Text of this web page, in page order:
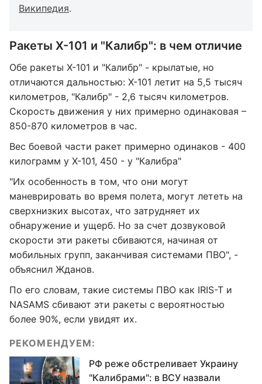
Википедия.
Ракеты Х-101 и "Калибр": в чем отличие
Обе ракеты Х-101 и "Калибр" - крылатые, но
отличаются дальностью: Х-101 летит на 5,5 тысяч
километров, "Калибр" - 2,6 тысяч километров.
Скорость движения у них примерно одинаковая –
850-870 километров в час.
Вес боевой части ракет примерно одинаков - 400
килограмм у Х-101, 450 - у "Калибра"
"Их особенность в том, что они могут
маневрировать во время полета, могут лететь на
сверхнизких высотах, что затрудняет их
обнаружение и ущерб. Но за счет дозвуковой
скорости эти ракеты сбиваются, начиная от
мобильных групп, заканчивая системами ПВО", -
объяснил Жданов.
По его словам, такие системы ПВО как IRIS-T и
NASAMS сбивают эти ракеты с вероятностью
более 90%, если увидят их.
РЕКОМЕНДУЕМ:
РФ реже обстреливает Украину
"Калибрами": в ВСУ назвали